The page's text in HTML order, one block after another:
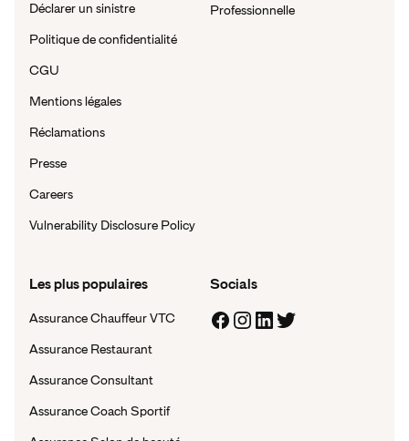
Déclarer un sinistre
Politique de confidentialité
CGU
Mentions légales
Réclamations
Presse
Careers
Vulnerability Disclosure Policy
Professionnelle
Les plus populaires
Assurance Chauffeur VTC
Assurance Restaurant
Assurance Consultant
Assurance Coach Sportif
Socials